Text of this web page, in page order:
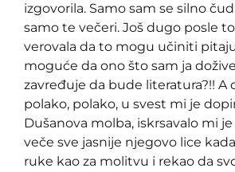
izgovorila. Samo sam se silno
samo te večeri. Još dugo posle
verovala da to mogu učiniti
moguće da ono što sam ja
zavređuje da bude literatura?!! A
polako, polako, u svest mi je
Dušanova molba, iskrsavalo mi
veče sve jasnije njegovo lice
ruke kao za molitvu i rekao da